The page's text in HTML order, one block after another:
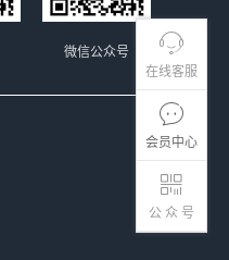
在线客服
会员中心
公 众 号
微信公众号